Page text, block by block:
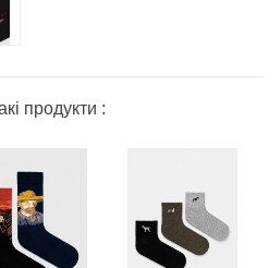
продукти :